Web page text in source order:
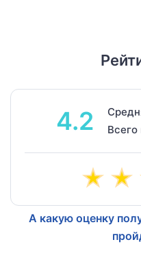
4.2
Всего
А какую оценку